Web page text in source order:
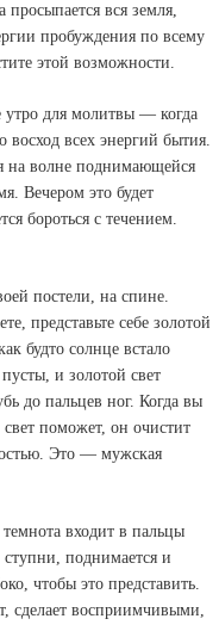
просыпается вся земля,
пробуждения по всему
этой возможности.
утро для молитвы — когда
восход всех энергий бытия.
на волне поднимающейся
Вечером это будет
бороться с течением.
постели, на спине.
представьте себе золотой
будто солнце встало
и золотой свет
до пальцев ног. Когда вы
свет поможет, он очистит
Это — мужская
входит в пальцы
ступни, поднимается и
чтобы это представить.
сделает восприимчивыми,